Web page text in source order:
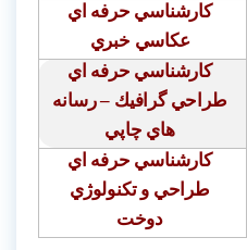
كارشناسي حرفه اي
عكاسي خبري
كارشناسي حرفه اي
طراحي گرافيك –رسانه
هاي چاپي
كارشناسي حرفه اي
طراحي و تكنولوژي
دوخت